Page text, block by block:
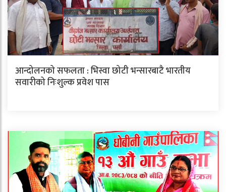
आन्दोलनको सफलता : भिस्वा छोटी भन्सारबाटै भारतीय
सवारीको निःशुल्क प्रवेश पास